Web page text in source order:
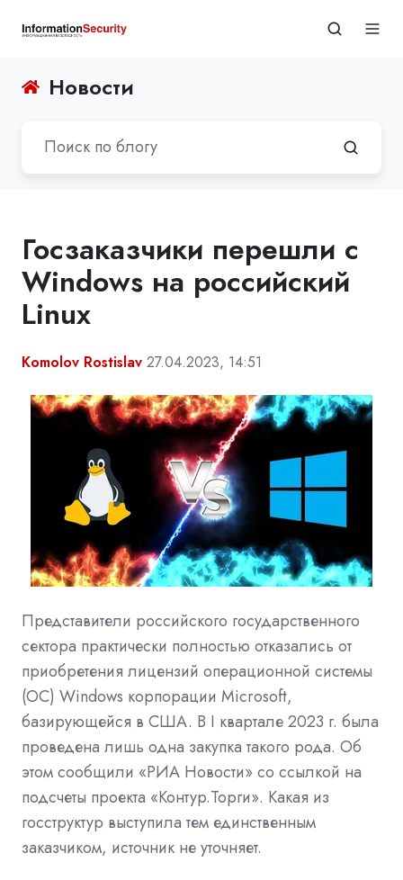
Новости
Госзаказчики перешли с
Windows на российский
Linux
Komolov Rostislav 27.04.2023, 14:51
Представители российского государственного
сектора практически полностью отказались от
приобретения лицензий операционной системы
(ОС) Windows корпорации Microsoft,
базирующейся в США. В I квартале 2023 г. была
проведена лишь одна закупка такого рода. Об
этом сообщили «РИА Новости» со ссылкой на
подсчеты проекта «Контур.Торги». Какая из
госструктур выступила тем единственным
заказчиком, источник не уточняет.